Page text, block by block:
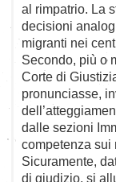
al rimpatrio. La
decisioni
migranti nei
Secondo, più o
Corte di
pronunciasse,
dalle sezioni
competenza sui
Sicuramente,
di giudizio, si